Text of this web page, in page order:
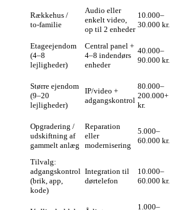
Rækkehus /
to‑familie
Audio eller
enkelt video,
op til 2 enheder
10.000–
30.000 kr.
Etageejendom
(4–8
lejligheder)
Central panel +
4–8 indendørs
enheder
40.000–
90.000 kr.
Større ejendom
(9–20
lejligheder)
IP/video +
adgangskontrol
80.000–
200.000+
kr.
Opgradering /
udskiftning af
gammelt anlæg
Reparation
eller
modernisering
5.000–
60.000 kr.
Tilvalg:
adgangskontrol
(brik, app,
kode)
Integration til
dørtelefon
10.000–
60.000 kr.
1.000–